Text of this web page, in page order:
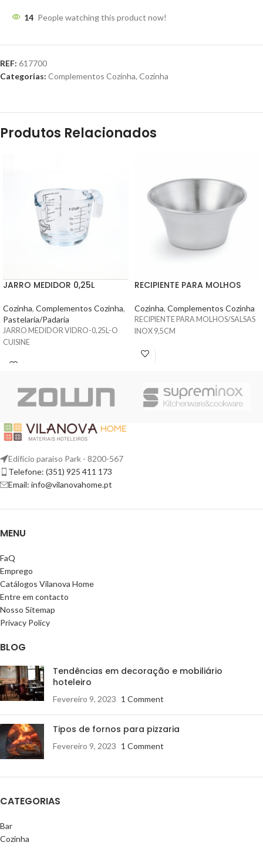
14 People watching this product now!
REF: 617700
Categorias: Complementos Cozinha, Cozinha
Produtos Relacionados
JARRO MEDIDOR 0,25L
Cozinha, Complementos Cozinha,
Pastelaria/Padaria
JARRO MEDIDOR VIDRO-0,25L-O
CUISINE
RECIPIENTE PARA MOLHOS
Cozinha, Complementos Cozinha
RECIPIENTE PARA MOLHOS/SALSAS
INOX 9,5CM
Edifício paraíso Park - 8200-567
Telefone: (351) 925 411 173
Email: info@vilanovahome.pt
MENU
FaQ
Emprego
Catálogos Vilanova Home
Entre em contacto
Nosso Sitemap
Privacy Policy
BLOG
Tendências em decoração e mobiliário
hoteleiro
Fevereiro 9, 2023 1 Comment
Tipos de fornos para pizzaria
Fevereiro 9, 2023 1 Comment
CATEGORIAS
Bar
Cozinha